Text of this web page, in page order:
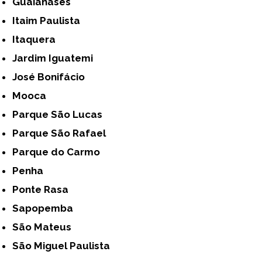
Itaim Paulista
Itaquera
Jardim Iguatemi
José Bonifácio
Mooca
Parque São Lucas
Parque São Rafael
Parque do Carmo
Penha
Ponte Rasa
Sapopemba
São Mateus
São Miguel Paulista